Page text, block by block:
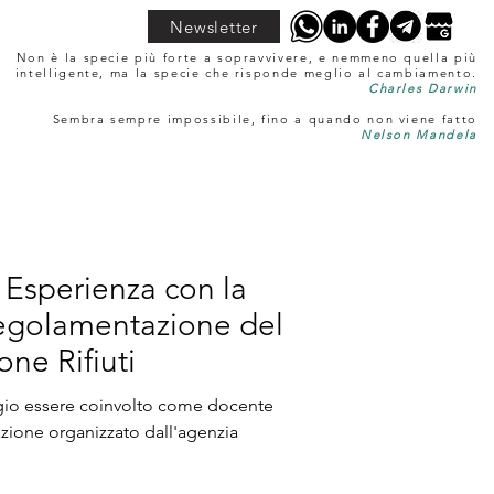
Newsletter
Non è la specie più forte a sopravvivere, e nemmeno quella più
intelligente, ma la specie che risponde meglio al cambiamento.
Charles Darwin
Sembra sempre impossibile, fino a quando non viene fatto
Nelson Mandela
con la
del
Rifiuti
essere coinvolto come docente
organizzato dall'agenzia